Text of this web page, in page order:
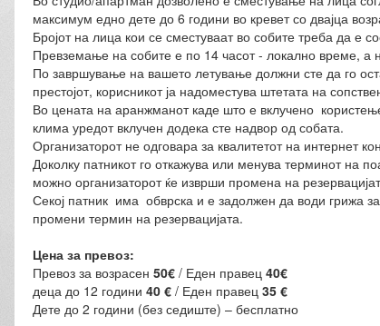
максимум едно дете до 6 години во кревет со двајца
Бројот на лица кои се сместуваат во собите треба да е
Превземање на собите е по 14 часот - локално време, а
По завршување на вашето летување должни сте да го
престојот, корисникот ја надоместува штетата на
Во цената на аранжманот каде што е вклучено
клима уредот вклучен додека сте надвор од собата.
Организаторот не одговара за квалитетот на интернет
Доколку патникот го откажува или менува терминот на
можно организаторот ќе изврши промена на
Секој патник има обврска и е задолжен да води грижа
промени термин на резервацијата.
Цена за превоз:
Превоз за возрасен 50€/ Еден правец 40€
деца до 12 години 40 €/ Еден правец 35 €
Дете до 2 години (без седиште) – бесплатно